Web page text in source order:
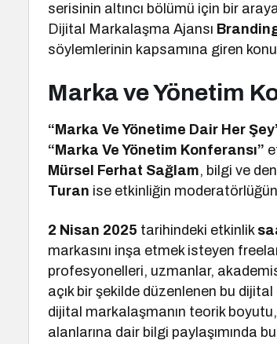
serisinin altıncı bölümü için bir
Dijital Markalaşma Ajansı
söylemlerinin kapsamına giren
Marka ve Yönetim
“Marka Ve Yönetime Dair Her
“Marka Ve Yönetim Konferansı”
Mürsel Ferhat Sağlam, bilgi ve
Turan ise etkinliğin
2 Nisan 2025 tarihindeki etkinlik
markasını inşa etmek isteyen
profesyonelleri, uzmanlar,
açık bir şekilde düzenlenen bu
dijital markalaşmanın teorik
alanlarına dair bilgi paylaşımında